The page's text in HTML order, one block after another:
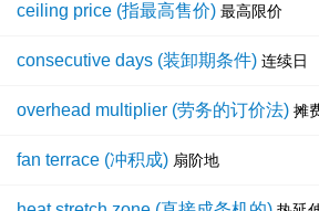
ceiling price (指最高售价) 最高限价
consecutive days (装卸期条件) 连续日
overhead multiplier (劳务的订价法) 摊
fan terrace (冲积成) 扇阶地